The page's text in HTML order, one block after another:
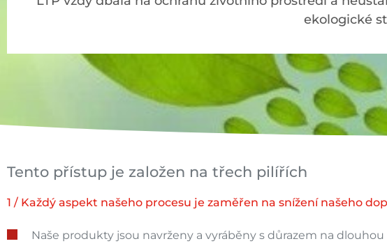
ekologické
Tento přístup je založen na třech pilířích
1 / Každý aspekt našeho procesu je zaměřen na snížení našeho
Naše produkty jsou navrženy a vyráběny s důrazem na